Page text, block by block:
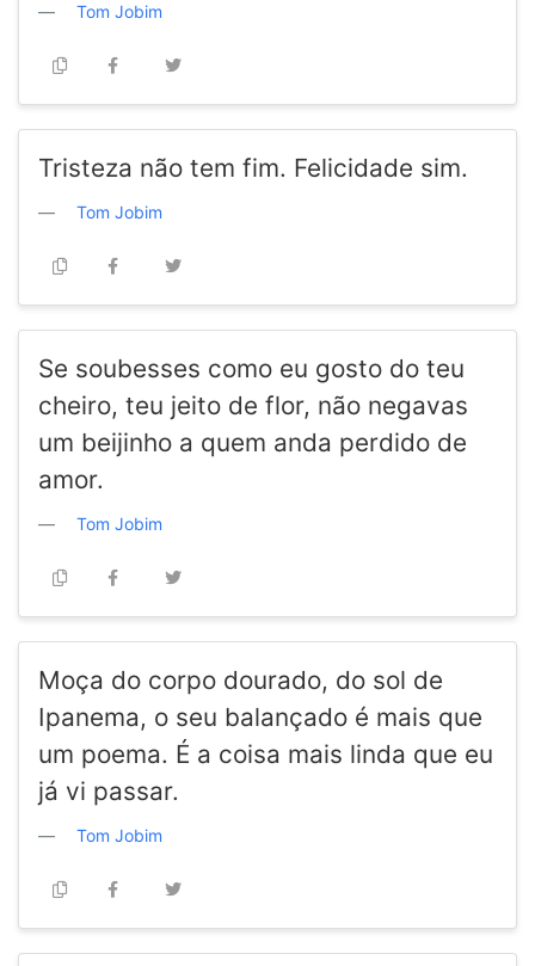
Tom Jobim
Tristeza não tem fim. Felicidade sim.
Tom Jobim
Se soubesses como eu gosto do teu
cheiro, teu jeito de flor, não negavas
um beijinho a quem anda perdido de
amor.
Tom Jobim
Moça do corpo dourado, do sol de
Ipanema, o seu balançado é mais que
um poema. É a coisa mais linda que eu
já vi passar.
Tom Jobim